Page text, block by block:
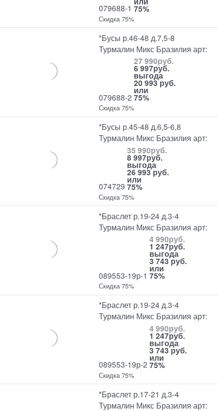
079688-1 75%
Скидка 75%
*Бусы р.46-48 д.7,5-8
Турмалин Микс Бразилия арт:
079688-2
27 990руб.
6 997руб.
выгода
20 993 руб.
или
75%
Скидка 75%
*Бусы р.45-48 д.6,5-6,8
Турмалин Микс Бразилия арт:
074729
35 990руб.
8 997руб.
выгода
26 993 руб.
или
75%
Скидка 75%
*Браслет р.19-24 д.3-4
Турмалин Микс Бразилия арт:
089553-19р-1
4 990руб.
1 247руб.
выгода
3 743 руб.
или
75%
Скидка 75%
*Браслет р.19-24 д.3-4
Турмалин Микс Бразилия арт:
089553-19р-2
4 990руб.
1 247руб.
выгода
3 743 руб.
или
75%
Скидка 75%
*Браслет р.17-21 д.3-4
Турмалин Микс Бразилия арт: